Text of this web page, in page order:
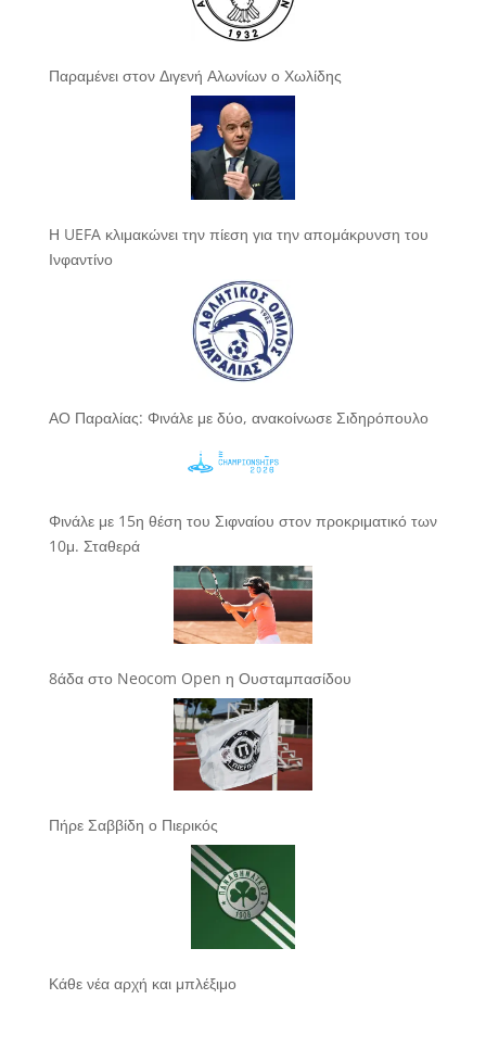
Παραμένει στον Διγενή Αλωνίων ο Χωλίδης
Η UEFA κλιμακώνει την πίεση για την απομάκρυνση του
Ινφαντίνο
ΑΟ Παραλίας: Φινάλε με δύο, ανακοίνωσε Σιδηρόπουλο
Φινάλε με 15η θέση του Σιφναίου στον προκριματικό των
10μ. Σταθερά
8άδα στο Neocom Open η Ουσταμπασίδου
Πήρε Σαββίδη ο Πιερικός
Κάθε νέα αρχή και μπλέξιμο